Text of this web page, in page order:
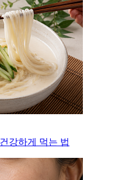
강하게 먹는 법